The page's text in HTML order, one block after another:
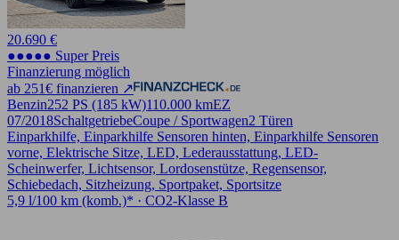
20.690 €
●●●●● Super Preis
Finanzierung möglich
ab 251€ finanzieren ↗
Benzin252 PS (185 kW)110.000 kmEZ
07/2018SchaltgetriebeCoupe / Sportwagen2 Türen
Einparkhilfe, Einparkhilfe Sensoren hinten, Einparkhilfe Sensoren
vorne, Elektrische Sitze, LED, Lederausstattung, LED-
Scheinwerfer, Lichtsensor, Lordosenstütze, Regensensor,
Schiebedach, Sitzheizung, Sportpaket, Sportsitze
5,9 l/100 km (komb.)* · CO2-Klasse B